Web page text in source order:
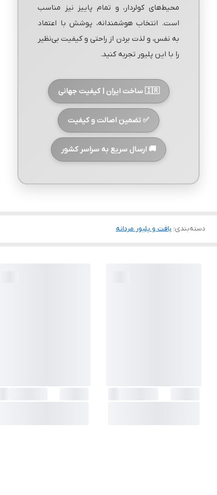
محیط‌های کولردار، و تمام پاییز نیز مناسب
است. انتخاب هوشمندانه، پوشش با اعتماد
به نفس، و لذت بردن از راحتی و کیفیت بی‌نظیر
را با این پلیور تجربه کنید.
🇮🇷 ساخت ایران | کیفیت جهانی
✅ تضمین اصالت و کیفیت
🚚 ارسال سریع به سراسر کشور
دسته‌بندی: بافت و پلیور مردانه